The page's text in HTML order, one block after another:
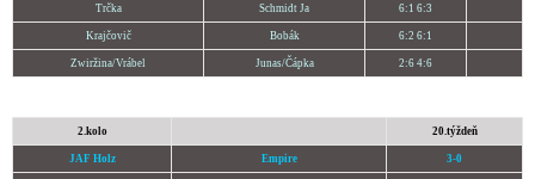
Trčka Schmidt Ja 6:1 6:3
Krajčovič Bobák 6:2 6:1
Zwiržina/Vrábel Junas/Čápka 2:6 4:6
2.kolo 20.týždeň
JAF Holz Empire 3-0